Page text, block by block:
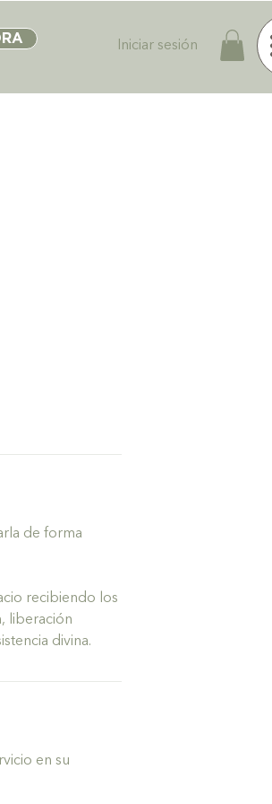
Iniciar sesión
de forma
recibiendo los
liberación
divina.
en su